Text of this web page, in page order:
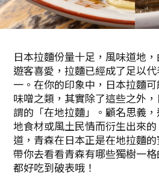
日本拉麵份量十足，風味道地
遊客喜愛，拉麵已經成了足以
一。在你的印象中，日本拉麵
味噌之類，其實除了這些之外
謂的「在地拉麵」。顧名思義
地食材或風土民情而衍生出來
道，青森在日本正是在地拉麵
帶你去看看青森有哪些獨樹一
都好吃到破表哦！